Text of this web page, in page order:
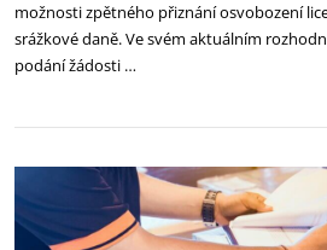
možnosti zpětného přiznání osvobození
srážkové daně. Ve svém aktuálním
podání žádosti …